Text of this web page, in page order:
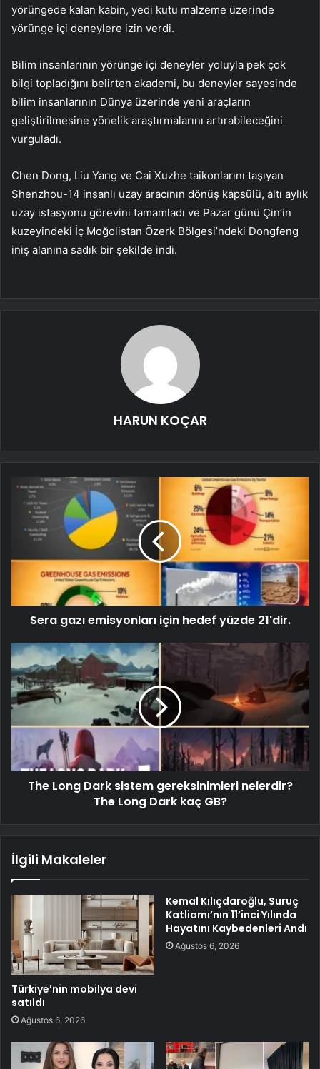
yörüngede kalan kabin, yedi kutu malzeme üzerinde
yörünge içi deneylere izin verdi.
Bilim insanlarının yörünge içi deneyler yoluyla pek çok
bilgi topladığını belirten akademi, bu deneyler sayesinde
bilim insanlarının Dünya üzerinde yeni araçların
geliştirilmesine yönelik araştırmalarını artırabileceğini
vurguladı.
Chen Dong, Liu Yang ve Cai Xuzhe taikonlarını taşıyan
Shenzhou-14 insanlı uzay aracının dönüş kapsülü, altı aylık
uzay istasyonu görevini tamamladı ve Pazar günü Çin’in
kuzeyindeki İç Moğolistan Özerk Bölgesi’ndeki Dongfeng
iniş alanına sadık bir şekilde indi.
HARUN KOÇAR
Sera gazı emisyonları için hedef yüzde 21'dir.
The Long Dark sistem gereksinimleri nelerdir?
The Long Dark kaç GB?
İlgili Makaleler
Türkiye’nin mobilya devi
satıldı
Ağustos 6, 2026
Kemal Kılıçdaroğlu, Suruç
Katliamı’nın 11’inci Yılında
Hayatını Kaybedenleri Andı
Ağustos 6, 2026